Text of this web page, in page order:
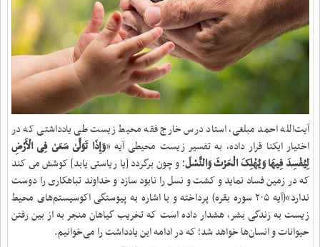
آیت‌الله احمد مبلغی، استاد درس خارج فقه محیط زیست طی یادداشتی که در
اختیار ایکنا قرار داده، به تفسیر زیست محیطی آیه «وَإِذَا تَوَلَّىٰ سَعَىٰ فِی الْأَرْضِ
لِیُفْسِدَ فِیهَا وَیُهْلِکَ الْحَرْثَ وَالنَّسْلَ؛ و چون برگردد [یا ریاستى یابد] کوشش مى ‏کند
که در زمین فساد نماید و کشت و نسل را نابود سازد و خداوند تباهکارى را دوست
ندارد»(آیه ۲۰۵ سوره بقره) پرداخته و با اشاره به پیوستگی اکوسیستم‌های محیط
زیست به زندگی بشر، هشدار داده است که تخریب گیاهان منجر به از بین رفتن
حیوانات و انسان‌ها خواهد شد؛ که در ادامه این یادداشت را می‌خوانیم.